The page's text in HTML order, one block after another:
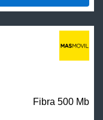
Fibra 500 Mb